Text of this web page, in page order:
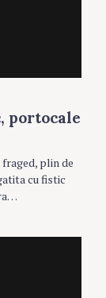
portocale
plin de
cu fistic